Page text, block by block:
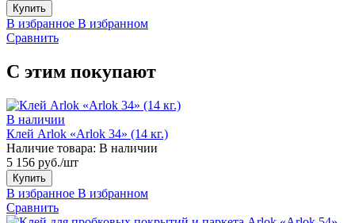
Купить
В избранное В избранном
Сравнить
С этим покупают
В наличии
Клей Arlok «Arlok 34» (14 кг.)
Наличие товара: В наличии
5 156 руб./шт
Купить
В избранное В избранном
Сравнить